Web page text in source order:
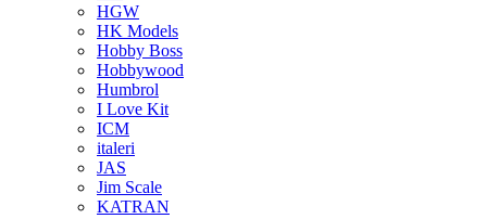
HGW
HK Models
Hobby Boss
Hobbywood
Humbrol
I Love Kit
ICM
italeri
JAS
Jim Scale
KATRAN